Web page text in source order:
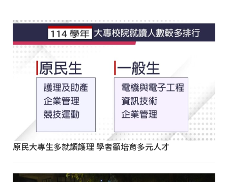
原民大專生多就讀護理 學者籲培育多元人才